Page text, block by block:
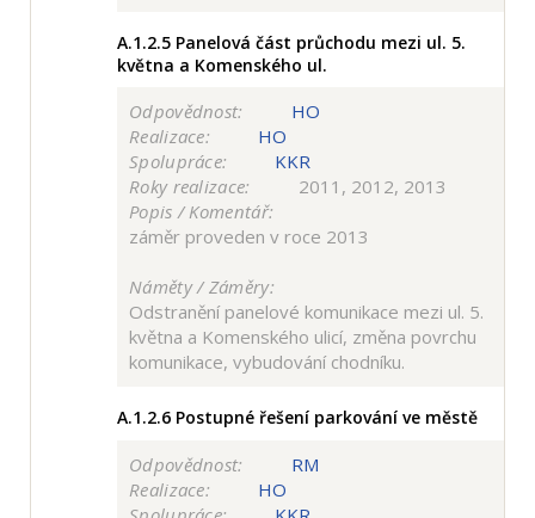
A.1.2.5 Panelová část průchodu mezi ul. 5.
května a Komenského ul.
Odpovědnost:
HO
Realizace:
HO
Spolupráce:
KKR
Roky realizace:
2011, 2012, 2013
Popis / Komentář:
záměr proveden v roce 2013
Náměty / Záměry:
Odstranění panelové komunikace mezi ul. 5.
května a Komenského ulicí, změna povrchu
komunikace, vybudování chodníku.
A.1.2.6 Postupné řešení parkování ve městě
Odpovědnost:
RM
Realizace:
HO